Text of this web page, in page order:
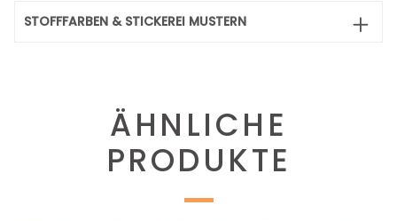
STOFFFARBEN & STICKEREI MUSTERN
ÄHNLICHE
PRODUKTE